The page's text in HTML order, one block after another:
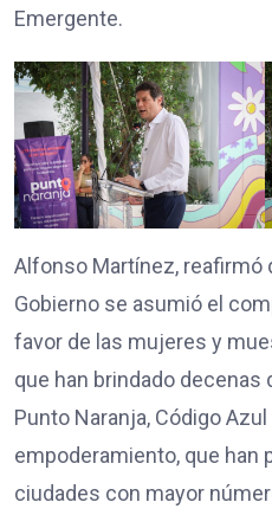
Emergente.
Alfonso Martínez, reafirmó
Gobierno se asumió el
favor de las mujeres y
que han brindado decenas
Punto Naranja, Código
empoderamiento, que han
ciudades con mayor